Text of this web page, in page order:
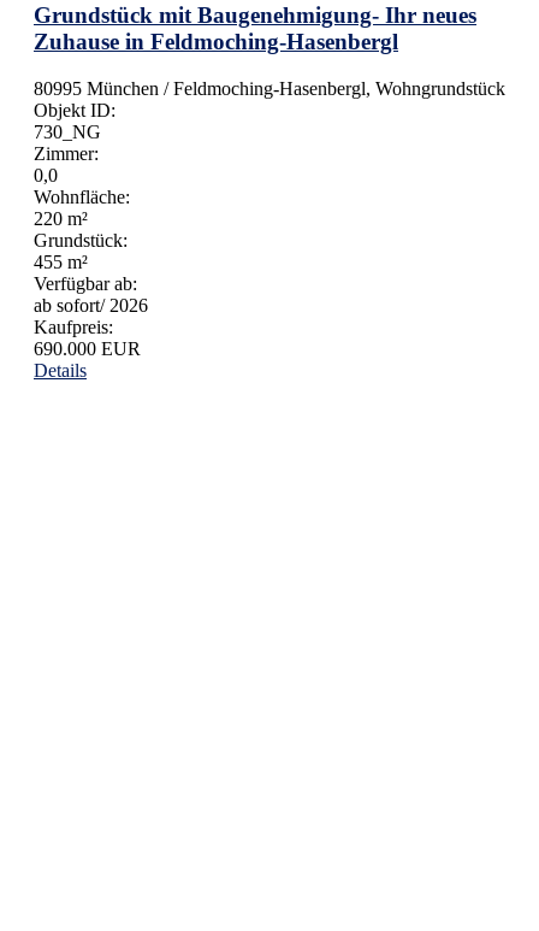
Grundstück mit Baugenehmigung- Ihr neues
Zuhause in Feldmoching-Hasenbergl
80995 München / Feldmoching-Hasenbergl, Wohngrundstück
Objekt ID:
730_NG
Zimmer:
0,0
Wohnfläche:
220 m²
Grundstück:
455 m²
Verfügbar ab:
ab sofort/ 2026
Kaufpreis:
690.000 EUR
Details